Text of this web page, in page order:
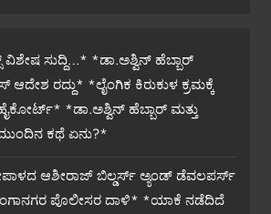
ಸುದ್ದಿ…* *ಡಾ.ಅಶ್ವಿನ್ ಹೆಬ್ಬಾರ್
ರದ್ದು* *ಲೈಂಗಿಕ ಕಿರುಕುಳ ಕ್ರಮಕ್ಕೆ
*ಡಾ.ಅಶ್ವಿನ್ ಹೆಬ್ಬಾರ್ ಮತ್ತು
ಮುಂದಿನ ಕಥೆ ಏನು?*
ಆಶೀರಾಜ್ ಬಿಲ್ಡರ್ಸ್ ಅ್ಯಂಡ್ ಡೆವಲಪರ್ಸ್
ಪೊಲೀಸರ ದಾಳಿ* *ಯಾಕೆ ನಡೆದಿದೆ